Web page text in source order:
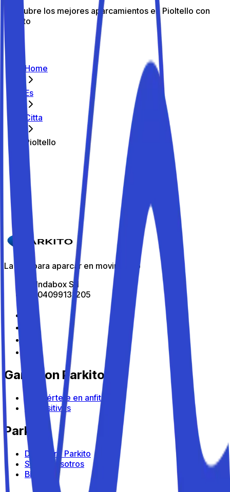
Descubre los mejores aparcamientos en Pioltello con
Parkito
Home
Es
Citta
Pioltello
Los mejores aparcamientos de
Pioltello
Parkito in Via alla Stazione 22
Detalles
La app para aparcar en movimiento
All Indabox Srl
P.I: 04099131205
Gana con Parkito
Conviértete en anfitrión
Dispositivos
Parkito
Descubre Parkito
Sobre nosotros
Blog